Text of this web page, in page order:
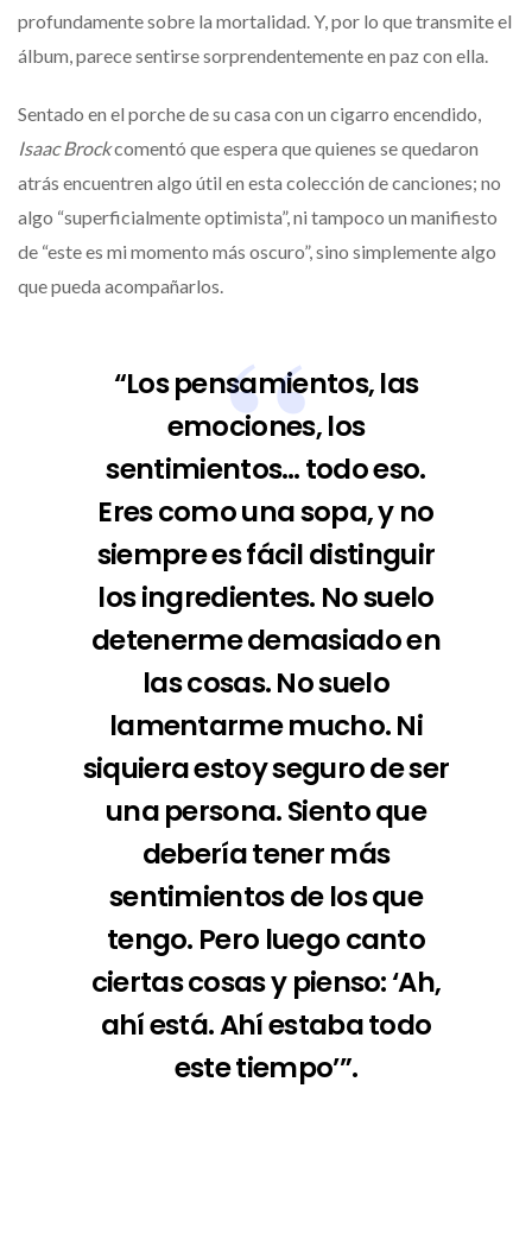
profundamente sobre la mortalidad. Y, por lo que transmite el
álbum, parece sentirse sorprendentemente en paz con ella.
Sentado en el porche de su casa con un cigarro encendido,
Isaac Brockcomentó que espera que quienes se quedaron
atrás encuentren algo útil en esta colección de canciones; no
algo “superficialmente optimista”, ni tampoco un manifiesto
de “este es mi momento más oscuro”, sino simplemente algo
que pueda acompañarlos.
“Los pensamientos, las
emociones, los
sentimientos… todo eso.
Eres como una sopa, y no
siempre es fácil distinguir
los ingredientes. No suelo
detenerme demasiado en
las cosas. No suelo
lamentarme mucho. Ni
siquiera estoy seguro de ser
una persona. Siento que
debería tener más
sentimientos de los que
tengo. Pero luego canto
ciertas cosas y pienso: ‘Ah,
ahí está. Ahí estaba todo
este tiempo’”.